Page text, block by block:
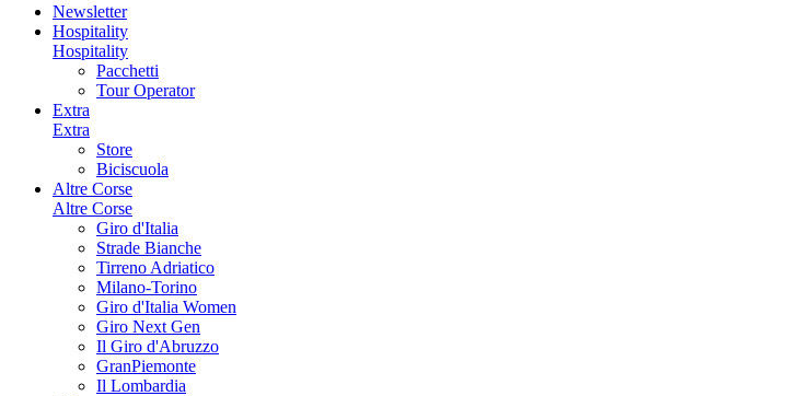
Newsletter
Hospitality
Hospitality
Pacchetti
Tour Operator
Extra
Extra
Store
Biciscuola
Altre Corse
Altre Corse
Giro d'Italia
Strade Bianche
Tirreno Adriatico
Milano-Torino
Giro d'Italia Women
Giro Next Gen
Il Giro d'Abruzzo
GranPiemonte
Il Lombardia